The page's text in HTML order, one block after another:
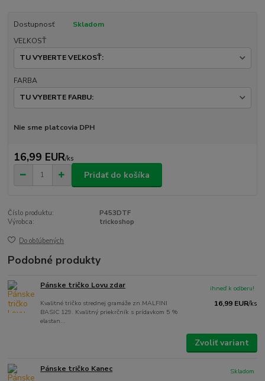
Dostupnosť
Skladom
VEĽKOSŤ
FARBA
Nie sme platcovia DPH
16,99 EUR/ks
Pridať do košíka
Číslo produktu:
P453DTF
Výrobca:
trickoshop
Do obľúbených
Podobné produkty
Pánske tričko Lovu zdar
Kvalitné tričko strednej gramáže zn.MALFINI
BASIC 129. Kvalitný priekrčník s prídavkom 5 %
elastan...
16,99 EUR/ks
ihneď k odberu!
Zvoliť variant
Pánske tričko Kanec Skladom